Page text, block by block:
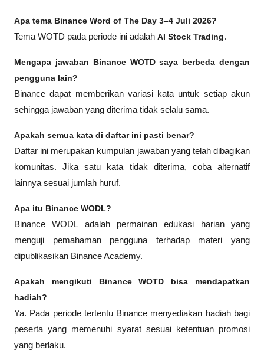
Apa tema Binance Word of The Day 3–4 Juli 2026?
Tema WOTD pada periode ini adalah AI Stock Trading.
Mengapa jawaban Binance WOTD saya berbeda dengan
pengguna lain?
Binance dapat memberikan variasi kata untuk setiap akun
sehingga jawaban yang diterima tidak selalu sama.
Apakah semua kata di daftar ini pasti benar?
Daftar ini merupakan kumpulan jawaban yang telah dibagikan
komunitas. Jika satu kata tidak diterima, coba alternatif
lainnya sesuai jumlah huruf.
Apa itu Binance WODL?
Binance WODL adalah permainan edukasi harian yang
menguji pemahaman pengguna terhadap materi yang
dipublikasikan Binance Academy.
Apakah mengikuti Binance WOTD bisa mendapatkan
hadiah?
Ya. Pada periode tertentu Binance menyediakan hadiah bagi
peserta yang memenuhi syarat sesuai ketentuan promosi
yang berlaku.